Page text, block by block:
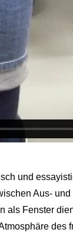
und
Aus-
als Fenster
des